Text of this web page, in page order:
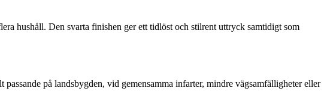
hushåll. Den svarta finishen ger ett tidlöst och stilrent uttryck samtidigt som
på landsbygden, vid gemensamma infarter, mindre vägsamfälligheter eller